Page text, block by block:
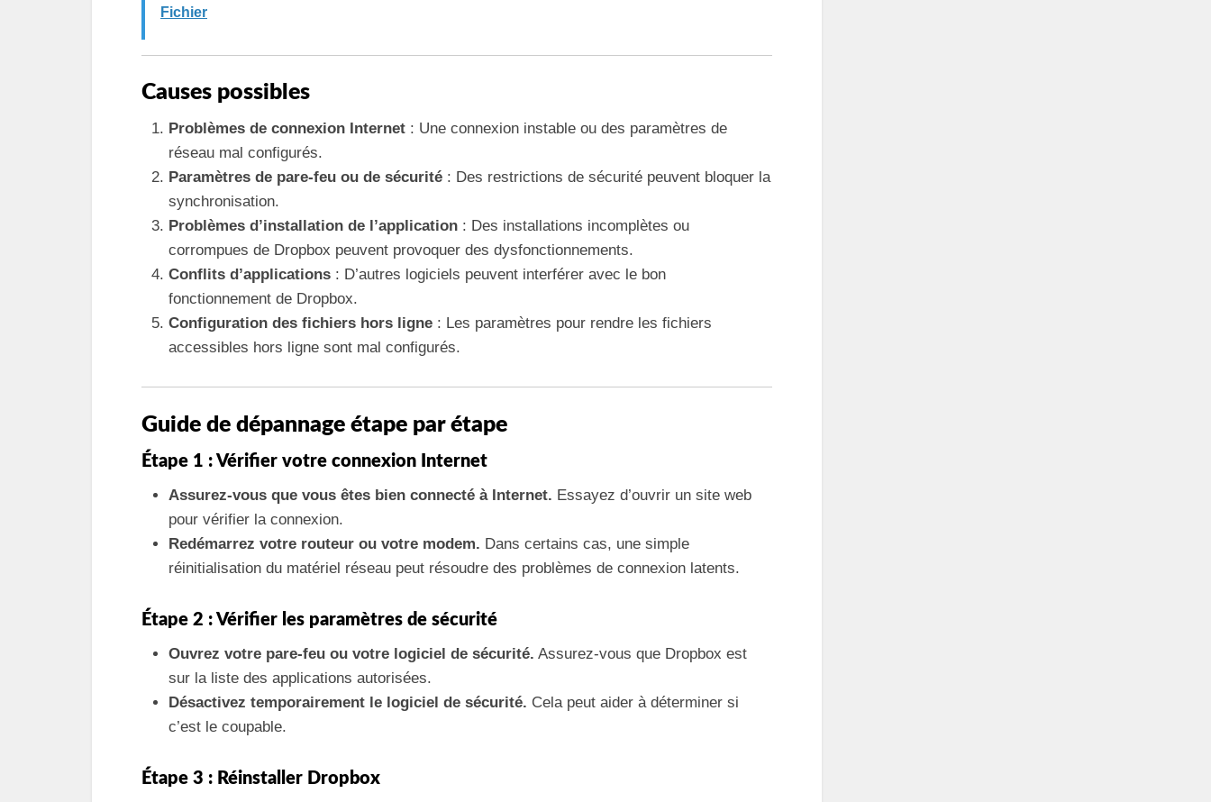
Fichier
Causes possibles
Problèmes de connexion Internet : Une connexion instable ou des paramètres de
réseau mal configurés.
Paramètres de pare-feu ou de sécurité : Des restrictions de sécurité peuvent bloquer la
synchronisation.
Problèmes d’installation de l’application : Des installations incomplètes ou
corrompues de Dropbox peuvent provoquer des dysfonctionnements.
Conflits d’applications : D’autres logiciels peuvent interférer avec le bon
fonctionnement de Dropbox.
Configuration des fichiers hors ligne : Les paramètres pour rendre les fichiers
accessibles hors ligne sont mal configurés.
Guide de dépannage étape par étape
Étape 1 : Vérifier votre connexion Internet
Assurez-vous que vous êtes bien connecté à Internet. Essayez d’ouvrir un site web
pour vérifier la connexion.
Redémarrez votre routeur ou votre modem. Dans certains cas, une simple
réinitialisation du matériel réseau peut résoudre des problèmes de connexion latents.
Étape 2 : Vérifier les paramètres de sécurité
Ouvrez votre pare-feu ou votre logiciel de sécurité. Assurez-vous que Dropbox est
sur la liste des applications autorisées.
Désactivez temporairement le logiciel de sécurité. Cela peut aider à déterminer si
c’est le coupable.
Étape 3 : Réinstaller Dropbox